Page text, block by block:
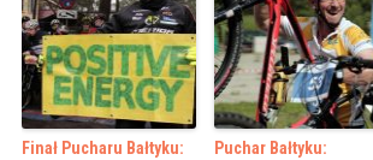
Finał Pucharu Bałtyku:
Puchar Bałtyku: